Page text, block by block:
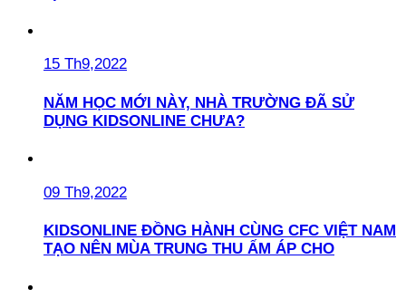
15 Th9,2022
NĂM HỌC MỚI NÀY, NHÀ TRƯỜNG ĐÃ SỬ
DỤNG KIDSONLINE CHƯA?
09 Th9,2022
KIDSONLINE ĐỒNG HÀNH CÙNG CFC VIỆT NAM
TẠO NÊN MÙA TRUNG THU ẤM ÁP CHO